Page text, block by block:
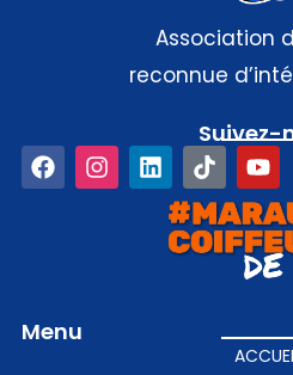
Association
reconnue
Menu
Suivez-